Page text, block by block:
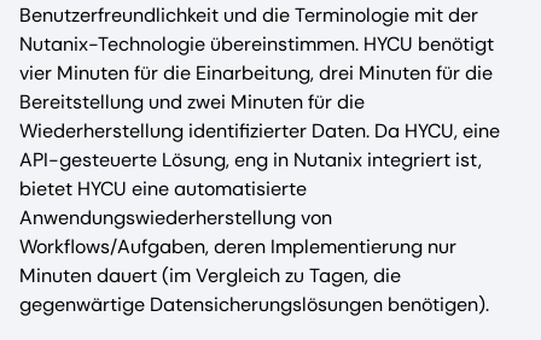
Benutzerfreundlichkeit und die Terminologie mit der
Nutanix-Technologie übereinstimmen. HYCU benötigt
vier Minuten für die Einarbeitung, drei Minuten für die
Bereitstellung und zwei Minuten für die
Wiederherstellung identifizierter Daten. Da HYCU, eine
API-gesteuerte Lösung, eng in Nutanix integriert ist,
bietet HYCU eine automatisierte
Anwendungswiederherstellung von
Workflows/Aufgaben, deren Implementierung nur
Minuten dauert (im Vergleich zu Tagen, die
gegenwärtige Datensicherungslösungen benötigen).